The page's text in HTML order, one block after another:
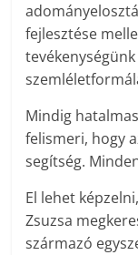
fejlesztése
Mindig
felismeri, hogy
segítség.
El lehet
Zsuzsa
származó